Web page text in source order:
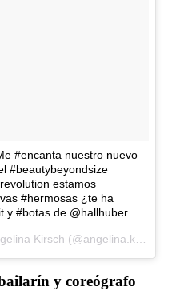
#encanta nuestro nuevo
#beautybeyondsize
estamos
#hermosas ¿te ha
y #botas de @hallhuber
y coreógrafo